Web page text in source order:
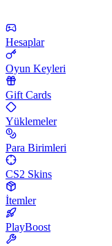
Hesaplar
Oyun Keyleri
Gift Cards
Yüklemeler
Para Birimleri
CS2 Skins
İtemler
PlayBoost